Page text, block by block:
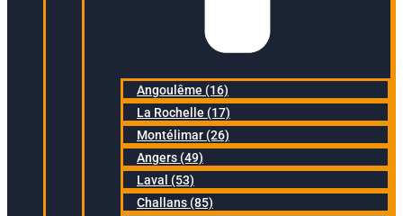
Angoulême (16)
La Rochelle (17)
Montélimar (26)
Angers (49)
Laval (53)
Challans (85)